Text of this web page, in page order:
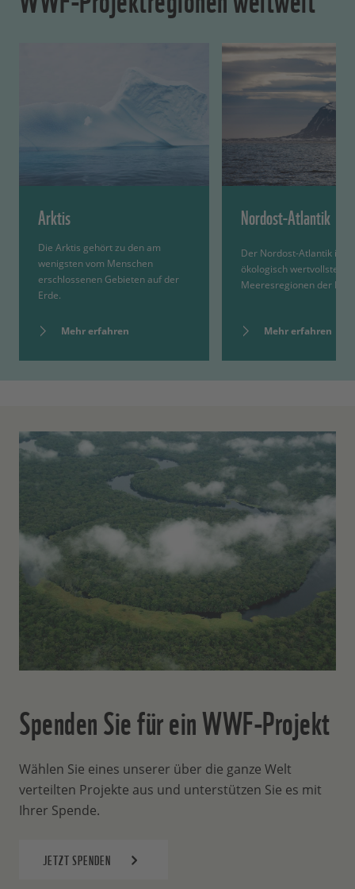
Arktis
Die Arktis gehört zu den am
wenigsten vom Menschen
erschlossenen Gebieten auf der
Erde.
Mehr erfahren
Nordost-Atlantik
Der Nordost-Atlantik ist
ökologisch wertvollsten
Meeresregionen der
Mehr erfahren
Spenden Sie für ein WWF-Projekt
Wählen Sie eines unserer über die ganze Welt
verteilten Projekte aus und unterstützen Sie es mit
Ihrer Spende.
JETZT SPENDEN